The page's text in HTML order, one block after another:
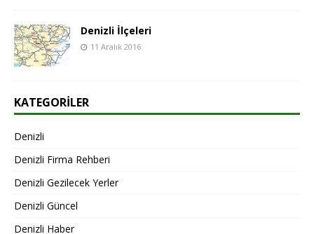
Denizli İlçeleri
11 Aralık 2016
KATEGORILER
Denizli
Denizli Firma Rehberi
Denizli Gezilecek Yerler
Denizli Güncel
Denizli Haber